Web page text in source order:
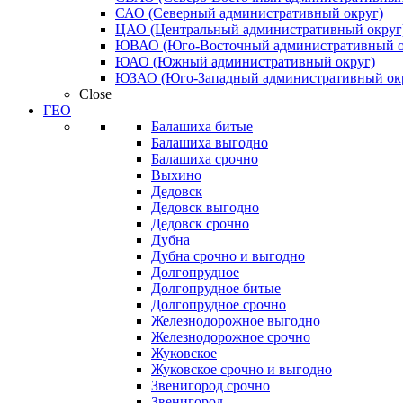
САО (Северный административный округ)
ЦАО (Центральный административный
ЮВАО (Юго-Восточный административный
ЮАО (Южный административный округ)
ЮЗАО (Юго-Западный административный
Close
ГЕО
Балашиха битые
Балашиха выгодно
Балашиха срочно
Выхино
Дедовск
Дедовск выгодно
Дедовск срочно
Дубна
Дубна срочно и выгодно
Долгопрудное
Долгопрудное битые
Долгопрудное срочно
Железнодорожное выгодно
Железнодорожное срочно
Жуковское
Жуковское срочно и выгодно
Звенигород срочно